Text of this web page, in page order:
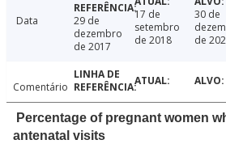
Data
29 de
dezembro
de 2017
17 de
setembro
de 2018
30 de
de
Comentário
Percentage of pregnant women
antenatal visits